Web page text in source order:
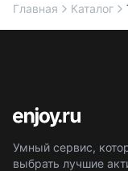
Главная Каталог
Умный сервис,
выбрать лучшие